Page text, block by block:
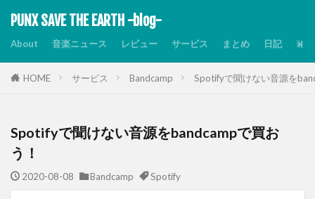
PUNX SAVE THE EARTH -blog-
About 音楽ニュース レビュー サービス まとめ 日記
HOME サービス Bandcamp Spotifyで聞けない音源を
Spotifyで聞けない音源をbandcampで買お
う！
2020-08-08 Bandcamp Spotify